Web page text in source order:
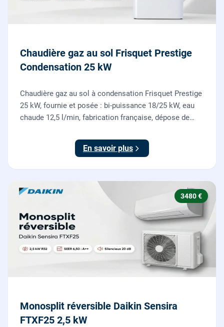
Chaudière gaz au sol Frisquet Prestige
Condensation 25 kW
Chaudière gaz au sol à condensation Frisquet Prestige
25 kW, fournie et posée : bi-puissance 18/25 kW, eau
chaude 12,5 l/min, fabrication française, dépose de
En savoir plus
3480 €
Monosplit réversible Daikin Sensira
FTXF25 2,5 kW